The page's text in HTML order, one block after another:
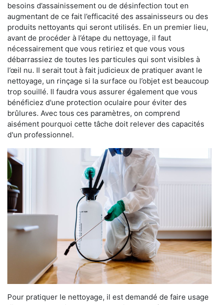
besoins d’assainissement ou de désinfection tout en
augmentant de ce fait l’efficacité des assainisseurs ou des
produits nettoyants qui seront utilisés. En un premier lieu,
avant de procéder à l’étape du nettoyage, il faut
nécessairement que vous retiriez et que vous vous
débarrassiez de toutes les particules qui sont visibles à
l’œil nu. Il serait tout à fait judicieux de pratiquer avant le
nettoyage, un rinçage si la surface ou l’objet est beaucoup
trop souillé. Il faudra vous assurer également que vous
bénéficiez d'une protection oculaire pour éviter des
brûlures. Avec tous ces paramètres, on comprend
aisément pourquoi cette tâche doit relever des capacités
d'un professionnel.
Pour pratiquer le nettoyage, il est demandé de faire usage